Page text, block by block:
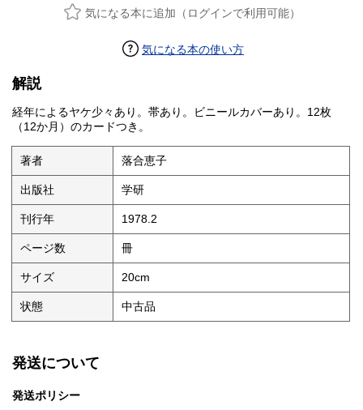
気になる本に追加（ログインで利用可能）
気になる本の使い方
解説
経年によるヤケ少々あり。帯あり。ビニールカバーあり。12枚
（12か月）のカードつき。
著者 落合恵子
出版社 学研
刊行年 1978.2
ページ数 冊
サイズ 20cm
状態 中古品
発送について
発送ポリシー